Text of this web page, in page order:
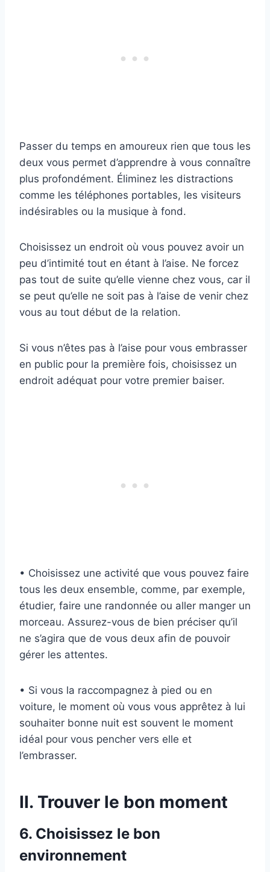
Passer du temps en amoureux rien que tous les
deux vous permet d’apprendre à vous connaître
plus profondément. Éliminez les distractions
comme les téléphones portables, les visiteurs
indésirables ou la musique à fond.
Choisissez un endroit où vous pouvez avoir un
peu d’intimité tout en étant à l’aise. Ne forcez
pas tout de suite qu’elle vienne chez vous, car il
se peut qu’elle ne soit pas à l’aise de venir chez
vous au tout début de la relation.
Si vous n’êtes pas à l’aise pour vous embrasser
en public pour la première fois, choisissez un
endroit adéquat pour votre premier baiser.
• Choisissez une activité que vous pouvez faire
tous les deux ensemble, comme, par exemple,
étudier, faire une randonnée ou aller manger un
morceau. Assurez-vous de bien préciser qu’il
ne s’agira que de vous deux afin de pouvoir
gérer les attentes.
• Si vous la raccompagnez à pied ou en
voiture, le moment où vous vous apprêtez à lui
souhaiter bonne nuit est souvent le moment
idéal pour vous pencher vers elle et
l’embrasser.
II. Trouver le bon moment
6. Choisissez le bon
environnement